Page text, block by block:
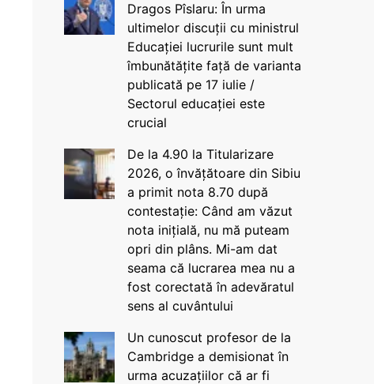
Dragos Pîslaru: În urma
ultimelor discuții cu ministrul
Educației lucrurile sunt mult
îmbunătățite față de varianta
publicată pe 17 iulie /
Sectorul educației este
crucial
De la 4.90 la Titularizare
2026, o învățătoare din Sibiu
a primit nota 8.70 după
contestație: Când am văzut
nota inițială, nu mă puteam
opri din plâns. Mi-am dat
seama că lucrarea mea nu a
fost corectată în adevăratul
sens al cuvântului
Un cunoscut profesor de la
Cambridge a demisionat în
urma acuzațiilor că ar fi